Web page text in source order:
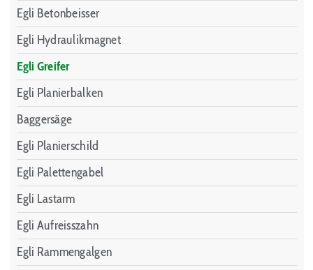
Egli Betonbeisser
Egli Hydraulikmagnet
Egli Greifer
Egli Planierbalken
Baggersäge
Egli Planierschild
Egli Palettengabel
Egli Lastarm
Egli Aufreisszahn
Egli Rammengalgen